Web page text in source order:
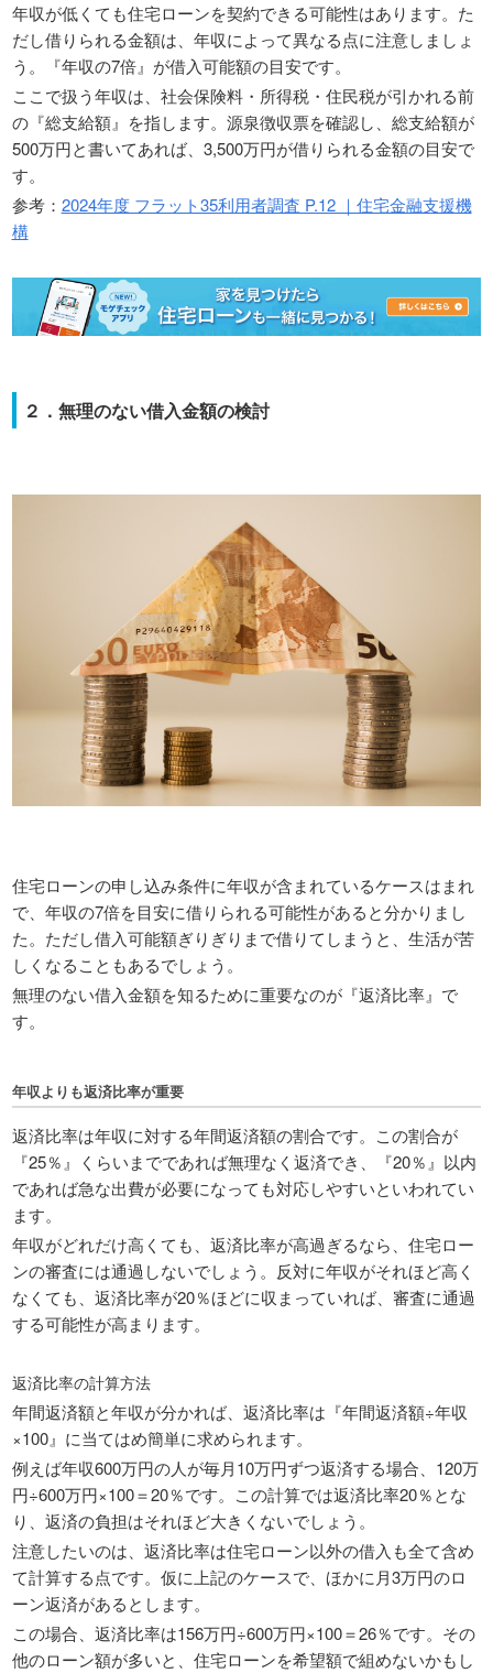
年収が低くても住宅ローンを契約できる可能性はあります。た
だし借りられる金額は、年収によって異なる点に注意しましょ
う。『年収の7倍』が借入可能額の目安です。
ここで扱う年収は、社会保険料・所得税・住民税が引かれる前
の『総支給額』を指します。源泉徴収票を確認し、総支給額が
500万円と書いてあれば、3,500万円が借りられる金額の目安で
す。
参考： 2024年度 フラット35利用者調査 P.12 ｜住宅金融支援機
構
２．無理のない借入金額の検討
住宅ローンの申し込み条件に年収が含まれているケースはまれ
で、年収の7倍を目安に借りられる可能性があると分かりまし
た。ただし借入可能額ぎりぎりまで借りてしまうと、生活が苦
しくなることもあるでしょう。
無理のない借入金額を知るために重要なのが『返済比率』で
す。
年収よりも返済比率が重要
返済比率は年収に対する年間返済額の割合です。この割合が
『25％』くらいまでであれば無理なく返済でき、『20％』以内
であれば急な出費が必要になっても対応しやすいといわれてい
ます。
年収がどれだけ高くても、返済比率が高過ぎるなら、住宅ロー
ンの審査には通過しないでしょう。反対に年収がそれほど高く
なくても、返済比率が20％ほどに収まっていれば、審査に通過
する可能性が高まります。
返済比率の計算方法
年間返済額と年収が分かれば、返済比率は『年間返済額÷年収
×100』に当てはめ簡単に求められます。
例えば年収600万円の人が毎月10万円ずつ返済する場合、120万
円÷600万円×100＝20％です。この計算では返済比率20％とな
り、返済の負担はそれほど大きくないでしょう。
注意したいのは、返済比率は住宅ローン以外の借入も全て含め
て計算する点です。仮に上記のケースで、ほかに月3万円のロ
ーン返済があるとします。
この場合、返済比率は156万円÷600万円×100＝26％です。その
他のローン額が多いと、住宅ローンを希望額で組めないかもし